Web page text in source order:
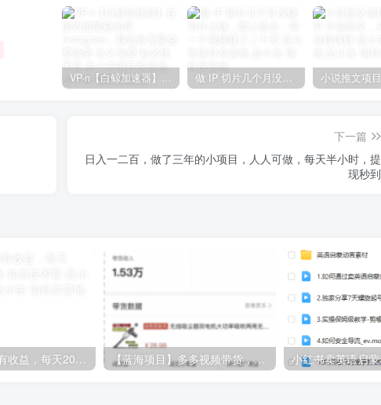
VP-n【白鲸加速器】在国内也能刷油管、Instagram，我送你无限免费流量 永久免费-知名技术官-品小先项目发源地 做 IP 切片几个月没赚到什么钱，蹭上热点，靠一个视频赚了二十万-品小先项目发源地
下一篇
日入一二百，做了三年的小项目，人人可做，每天半小时，提
现秒到
在家聊聊天就有收益，每天200+，简单无脑-知名技术官-品小先项目发源地 【蓝海项目】多多视频带货，纯搬运一个月搞了5w佣金，小白也能操作【揭秘】